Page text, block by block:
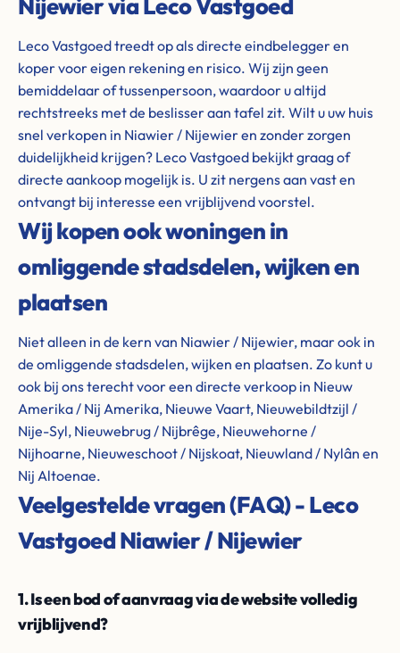
Leco Vastgoed treedt op als directe eindbelegger en
koper voor eigen rekening en risico. Wij zijn geen
bemiddelaar of tussenpersoon, waardoor u altijd
rechtstreeks met de beslisser aan tafel zit. Wilt u uw huis
snel verkopen in Niawier / Nijewier en zonder zorgen
duidelijkheid krijgen? Leco Vastgoed bekijkt graag of
directe aankoop mogelijk is. U zit nergens aan vast en
ontvangt bij interesse een vrijblijvend voorstel.
Wij kopen ook woningen in
omliggende stadsdelen, wijken en
plaatsen
Niet alleen in de kern van Niawier / Nijewier, maar ook in
de omliggende stadsdelen, wijken en plaatsen. Zo kunt u
ook bij ons terecht voor een directe verkoop in Nieuw
Amerika / Nij Amerika, Nieuwe Vaart, Nieuwebildtzijl /
Nije-Syl, Nieuwebrug / Nijbrêge, Nieuwehorne /
Nijhoarne, Nieuweschoot / Nijskoat, Nieuwland / Nylân en
Nij Altoenae.
Veelgestelde vragen (FAQ) - Leco
Vastgoed Niawier / Nijewier
1. Is een bod of aanvraag via de website volledig
vrijblijvend?